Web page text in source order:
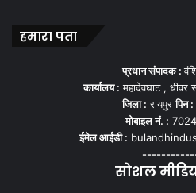
हमारा पता
प्रधान संपादक :
कार्यालय : महादेवघाट , धीवर
जिला : रायपुरपिन :
मोबाइल नं. :
ईमेल आईडी :
सोशल